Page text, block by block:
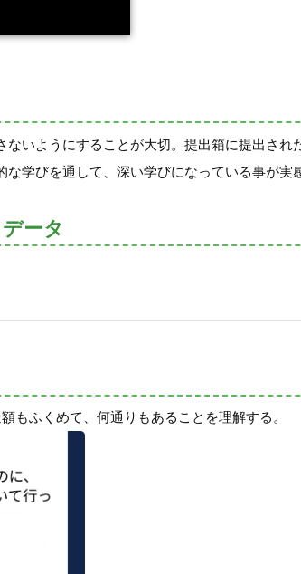
いようにすることが大切。提出箱に提出さ
学びを通して、深い学びになっている事が実
ータ
もふくめて、何通りもあることを理解する。